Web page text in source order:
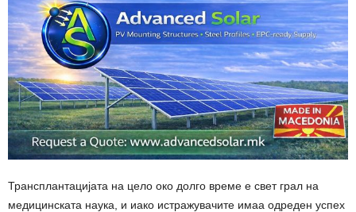
Трансплантацијата на цело око долго време е свет грал на
медицинската наука, и иако истражувачите имаа одреден успех